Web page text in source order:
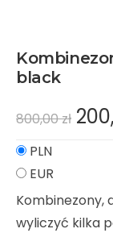
black
800,00zł
PLN
EUR
Kombinezony,
wyliczyć kilka